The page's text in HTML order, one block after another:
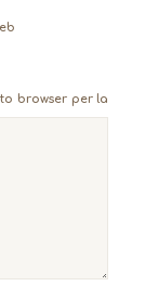
browser per la